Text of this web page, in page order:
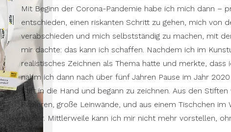
Mit Beginn der Corona-Pandemie habe ich mich dann –
entschieden, einen riskanten Schritt zu gehen, mich von
verabschieden und mich selbstständig zu machen, mit
mir dachte: das kann ich schaffen. Nachdem ich im
realistisches Zeichnen als Thema hatte und merkte, dass
nahm ich dann nach über fünf Jahren Pause im Jahr
Stift in die Hand und begann zu zeichnen. Aus den
Papieren, große Leinwände, und aus einem Tischchen im
Atelier. Mittlerweile kann ich mir nicht mehr vorstellen,